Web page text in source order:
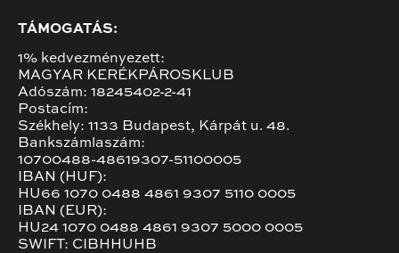
TÁMOGATÁS:
1% kedvezményezett:
MAGYAR KERÉKPÁROSKLUB
Adószám: 18245402-2-41
Postacím:
Székhely: 1133 Budapest, Kárpát u. 48.
Bankszámlaszám:
10700488-48619307-51100005
IBAN (HUF):
HU66 1070 0488 4861 9307 5110 0005
IBAN (EUR):
HU24 1070 0488 4861 9307 5000 0005
SWIFT: CIBHHUHB